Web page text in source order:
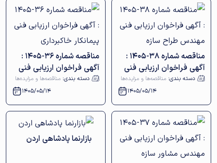
مناقصه شماره 38-1405 :
آگهی فراخوان ارزیابی فنی
مهندس طراح سازه
دسته بندی: مناقصه‌ها و مزایده‌ها
1405/05/14
مناقصه شماره 36-1405 :
آگهی فراخوان ارزیابی فنی
پیمانکار خاکبرداری
دسته بندی: مناقصه‌ها و مزایده‌ها
1405/05/14
بازارنما پادشاهی اردن